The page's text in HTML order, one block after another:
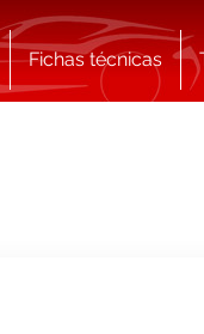
Fichas técnicas